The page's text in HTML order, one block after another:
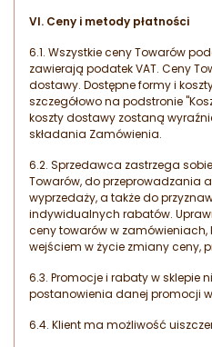
VI. Ceny i metody płatności
6.1. Wszystkie ceny Towarów
zawierają podatek VAT. Ceny
dostawy. Dostępne formy i
szczegółowo na podstronie
koszty dostawy zostaną
składania Zamówienia.
6.2. Sprzedawca zastrzega
Towarów, do przeprowadzania
wyprzedaży, a także do
indywidualnych rabatów.
ceny towarów w zamówieniach,
wejściem w życie zmiany ceny,
6.3. Promocje i rabaty w sklepie
postanowienia danej promocji
6.4. Klient ma możliwość